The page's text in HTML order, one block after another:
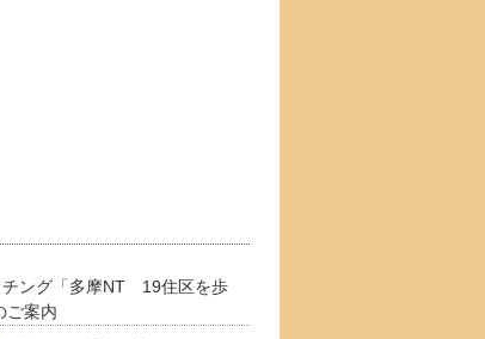
チング「多摩NT 19住区を歩
ご案内